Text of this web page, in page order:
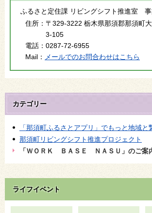
ふるさと定住課 リビングシフト推進室
住所： 〒329-3222 栃木県那須郡那須町
3-105
電話： 0287-72-6955
Mail：
メールでのお問合わせはこちら
カテゴリー
「那須町ふるさとアプリ」でもっと地域と
那須町リビングシフト推進プロジェクト
「ＷＯＲＫ ＢＡＳＥ ＮＡＳＵ」のご案
ライフイベント